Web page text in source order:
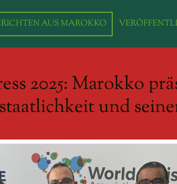
AUS MAROKKO
2025: Marokko
und